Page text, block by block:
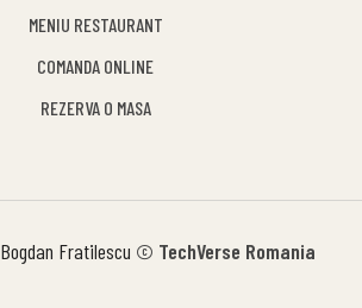
MENIU RESTAURANT
COMANDA ONLINE
REZERVA O MASA
Bogdan Fratilescu © TechVerse Romania